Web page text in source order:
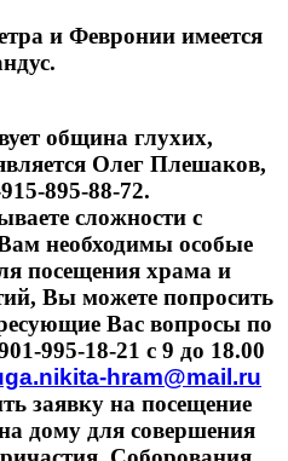
и Февронии имеется
община глухих,
Олег Плешаков,
895-88-72.
сложности с
необходимы особые
посещения храма и
Вы можете попросить
Вас вопросы по
995-18-21 с 9 до 18.00
hram@mail.ru
заявку на посещение
дому для совершения